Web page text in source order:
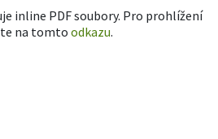
inline PDF soubory. Pro prohlížení
na tomto odkazu.